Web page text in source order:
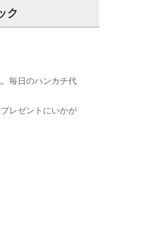
ク
毎日のハンカチ代
レゼントにいかが